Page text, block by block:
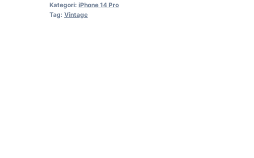
Kategori: iPhone 14 Pro
Tag: Vintage